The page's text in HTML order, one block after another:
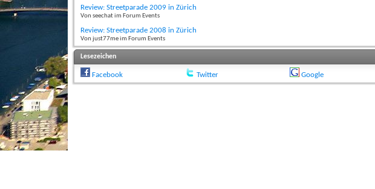
Review: Streetparade 2009 in Zürich
Von seechat im Forum Events
Review: Streetparade 2008 in Zürich
Von just77me im Forum Events
Lesezeichen
Facebook Twitter Google